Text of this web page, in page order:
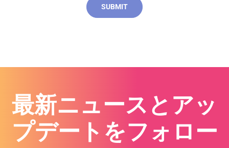
s
SUBMIT
最新ニュースとアッ
プデートをフォロー